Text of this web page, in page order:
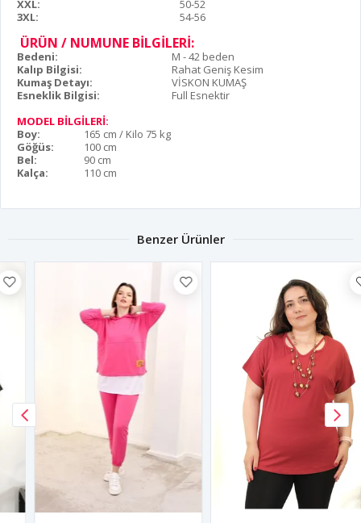
XXL:
50-52
3XL:
54-56
ÜRÜN / NUMUNE BİLGİLERİ:
Bedeni:
M - 42 beden
Kalıp Bilgisi:
Rahat Geniş Kesim
Kumaş Detayı:
VİSKON KUMAŞ
Esneklik Bilgisi:
Full Esnektir
MODEL BİLGİLERİ:
Boy:
165 cm / Kilo 75 kg
Göğüs:
100 cm
Bel:
90 cm
Kalça:
110 cm
Benzer Ürünler